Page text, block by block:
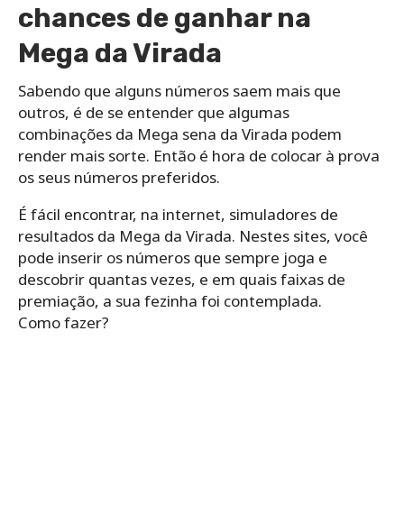
chances de ganhar na
Mega da Virada
Sabendo que alguns números saem mais que
outros, é de se entender que algumas
combinações da Mega sena da Virada podem
render mais sorte. Então é hora de colocar à prova
os seus números preferidos.
É fácil encontrar, na internet, simuladores de
resultados da Mega da Virada. Nestes sites, você
pode inserir os números que sempre joga e
descobrir quantas vezes, e em quais faixas de
premiação, a sua fezinha foi contemplada.
Como fazer?